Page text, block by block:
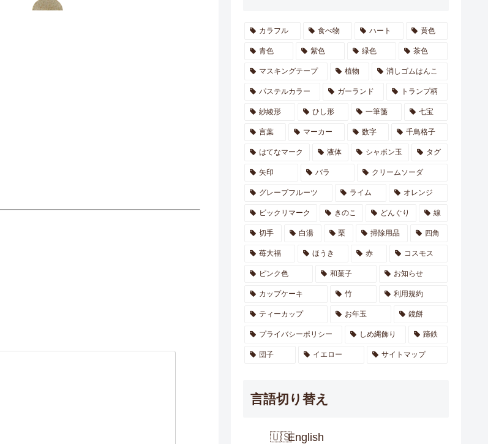
カラフル 食べ物 ハート 黄色
青色 紫色 緑色 茶色
マスキングテープ 植物 消しゴムはんこ
パステルカラー ガーランド トランプ柄
紗綾形 ひし形 一筆箋 七宝
言葉 マーカー 数字 千鳥格子
はてなマーク 液体 シャボン玉 タグ
矢印 バラ クリームソーダ
グレープフルーツ ライム オレンジ
ビックリマーク きのこ どんぐり 線
切手 白湯 栗 掃除用品 四角
苺大福 ほうき 赤 コスモス
ピンク色 和菓子 お知らせ
カップケーキ 竹 利用規約
ティーカップ お年玉 鏡餅
プライバシーポリシー しめ縄飾り 蹄鉄
団子 イエロー サイトマップ
言語切り替え
English